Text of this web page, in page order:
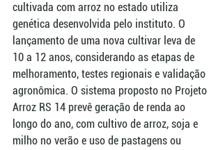
cultivada com arroz no estado utiliza
genética desenvolvida pelo instituto. O
lançamento de uma nova cultivar leva de
10 a 12 anos, considerando as etapas de
melhoramento, testes regionais e validação
agronômica. O sistema proposto no Projeto
Arroz RS 14 prevê geração de renda ao
longo do ano, com cultivo de arroz, soja e
milho no verão e uso de pastagens ou